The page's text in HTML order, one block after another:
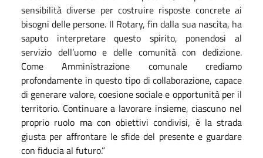
sensibilità diverse per costruire risposte concrete ai
bisogni delle persone. Il Rotary, fin dalla sua nascita, ha
saputo interpretare questo spirito, ponendosi al
servizio dell’uomo e delle comunità con dedizione.
Come Amministrazione comunale crediamo
profondamente in questo tipo di collaborazione, capace
di generare valore, coesione sociale e opportunità per il
territorio. Continuare a lavorare insieme, ciascuno nel
proprio ruolo ma con obiettivi condivisi, è la strada
giusta per affrontare le sfide del presente e guardare
con fiducia al futuro.”